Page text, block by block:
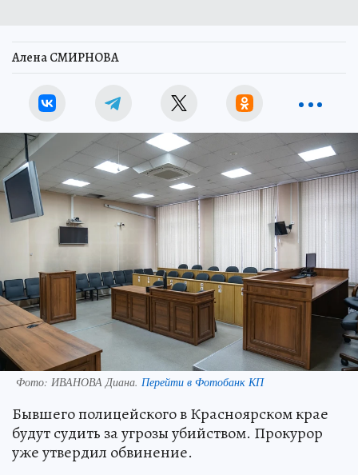
Алена СМИРНОВА
Фото: ИВАНОВА Диана. Перейти в Фотобанк КП
Бывшего полицейского в Красноярском крае
будут судить за угрозы убийством. Прокурор
уже утвердил обвинение.